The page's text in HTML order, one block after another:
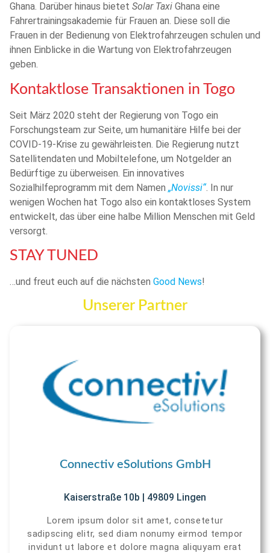
Ghana. Darüber hinaus bietet Solar Taxi Ghana eine
Fahrertrainingsakademie für Frauen an. Diese soll die
Frauen in der Bedienung von Elektrofahrzeugen schulen und
ihnen Einblicke in die Wartung von Elektrofahrzeugen
geben.
Kontaktlose Transaktionen in Togo
Seit März 2020 steht der Regierung von Togo ein
Forschungsteam zur Seite, um humanitäre Hilfe bei der
COVID-19-Krise zu gewährleisten. Die Regierung nutzt
Satellitendaten und Mobiltelefone, um Notgelder an
Bedürftige zu überweisen. Ein innovatives
Sozialhilfeprogramm mit dem Namen „Novissi“. In nur
wenigen Wochen hat Togo also ein kontaktloses System
entwickelt, das über eine halbe Million Menschen mit Geld
versorgt.
STAY TUNED
…und freut euch auf die nächsten Good News!
Unserer Partner
Connectiv eSolutions GmbH
Kaiserstraße 10b | 49809 Lingen
Lorem ipsum dolor sit amet, consetetur
sadipscing elitr, sed diam nonumy eirmod tempor
invidunt ut labore et dolore magna aliquyam erat